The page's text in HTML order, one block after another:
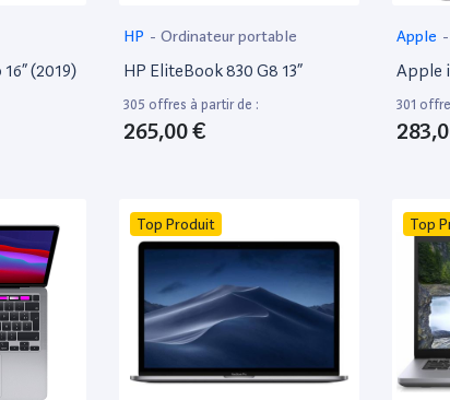
(2019)
HP - Ordinateur portable
HP EliteBook 830 G8 13”
305 offres à partir de :
265,00 €
Apple -
Apple
301
Top Produit Top